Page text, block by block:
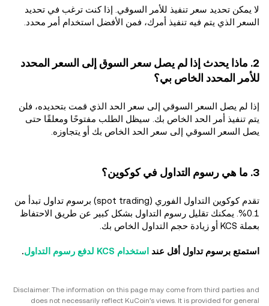
لا يمكن تحديد سعر تنفيذ للأمر السوقي. إذا كنت ترغب في تحديد
السعر الذي يتم فيه تنفيذ أمرك، فمن الأفضل استخدام أمر محدد.
2. ماذا يحدث إذا لم يصل سعر السوق إلى السعر المحدد
للأمر المحدد الخاص بي؟
إذا لم يصل السعر السوقي إلى سعر الحد الذي قمت بتحديده، فلن
يتم تنفيذ أمر الحد الخاص بك. سيظل الطلب مفتوحًا ومعلقًا حتى
يصل السعر السوقي إلى سعر الحد الخاص بك أو يتجاوزه.
3. ما هي رسوم التداول في كوكوين؟
تقدم كوكوين التداول الفوري (spot trading) برسوم تداول تبدأ من
0.1%. يمكنك تقليل رسوم التداول بشكل كبير عن طريق الاحتفاظ
بعملة KCS أو زيادة حجم التداول الخاص بك.
استمتع برسوم تداول أقل عند استخدام KCS لدفع رسوم التداول .
Disclaimer: The information on this page may come from third parties and
does not necessarily reflect KuCoin’s views. It is provided for general